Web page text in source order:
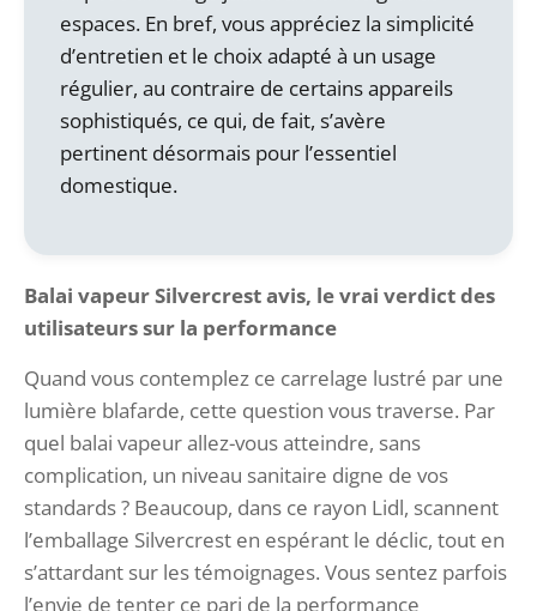
espaces. En bref, vous appréciez la simplicité
d’entretien et le choix adapté à un usage
régulier, au contraire de certains appareils
sophistiqués, ce qui, de fait, s’avère
pertinent désormais pour l’essentiel
domestique.
Balai vapeur Silvercrest avis, le vrai verdict des
utilisateurs sur la performance
Quand vous contemplez ce carrelage lustré par une
lumière blafarde, cette question vous traverse. Par
quel balai vapeur allez-vous atteindre, sans
complication, un niveau sanitaire digne de vos
standards ? Beaucoup, dans ce rayon Lidl, scannent
l’emballage Silvercrest en espérant le déclic, tout en
s’attardant sur les témoignages. Vous sentez parfois
l’envie de tenter ce pari de la performance